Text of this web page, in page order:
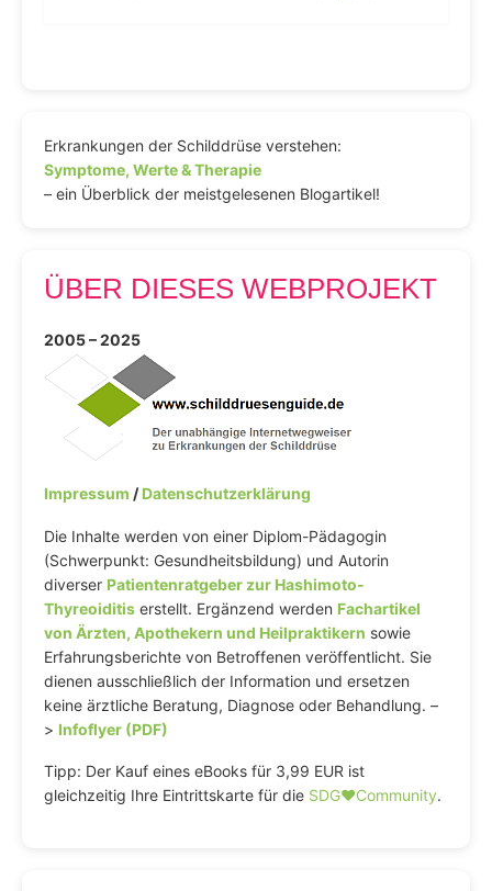
Erkrankungen der Schilddrüse verstehen:
Symptome, Werte & Therapie
– ein Überblick der meistgelesenen Blogartikel!
ÜBER DIESES WEBPROJEKT
2005 – 2025
Impressum /Datenschutzerklärung
Die Inhalte werden von einer Diplom-Pädagogin
(Schwerpunkt: Gesundheitsbildung) und Autorin
diverser Patientenratgeber zur Hashimoto-
Thyreoiditis erstellt. Ergänzend werden Fachartikel
von Ärzten, Apothekern und Heilpraktikern sowie
Erfahrungsberichte von Betroffenen veröffentlicht. Sie
dienen ausschließlich der Information und ersetzen
keine ärztliche Beratung, Diagnose oder Behandlung. –
> Infoflyer (PDF)
Tipp: Der Kauf eines eBooks für 3,99 EUR ist
gleichzeitig Ihre Eintrittskarte für die SDG♥️Community.